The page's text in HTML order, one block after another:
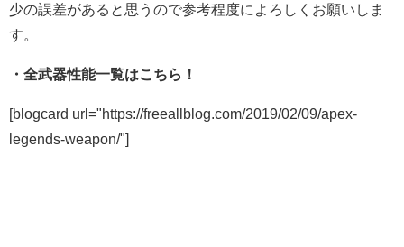
少の誤差があると思うので参考程度によろしくお願いしま
す。
・全武器性能一覧はこちら！
[blogcard url="https://freeallblog.com/2019/02/09/apex-
legends-weapon/"]